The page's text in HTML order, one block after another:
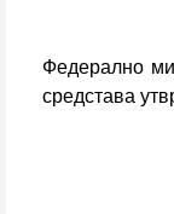
Федерално
средстава